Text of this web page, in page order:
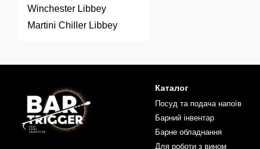
Winchester Libbey
Martini Chiller Libbey
Каталог
Посуд та подача напоїв
Барний інвентар
Барне обладнання
Для роботи з вином